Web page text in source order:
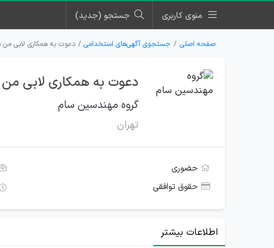
منوی کاربری جستجو (جدید)
صفحه اصلی جستجوی آگهی‌های استخدامی دعوت به همکاری لابی من
دعوت به همکاری لابی
گروه مهندسین سام
تهران
حضوری
حقوق توافقی
اطلاعات بیشتر